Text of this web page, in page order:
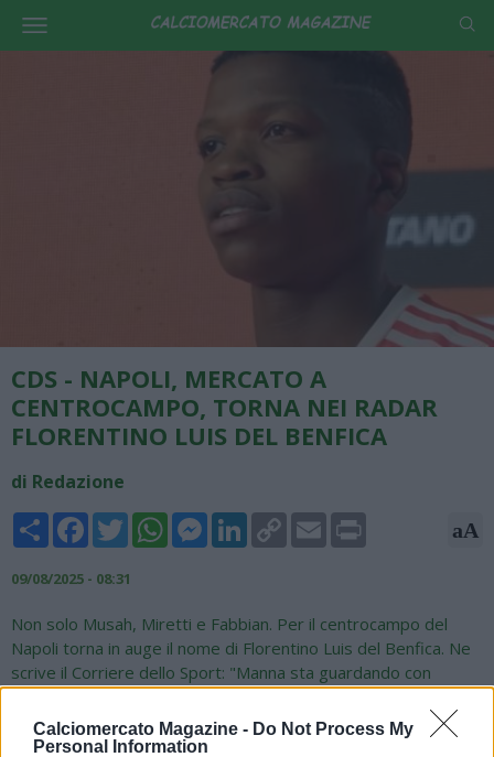
Calciomercato Magazine - Do Not Process My
Personal Information
CDS - NAPOLI, MERCATO A
CENTROCAMPO, TORNA NEI RADAR
FLORENTINO LUIS DEL BENFICA
di Redazione
Share FacebookTwitterWhatsAppMessengerLinkedInCopy
Link
Email aA
09/08/2025 - 08:31
Non solo Musah, Miretti e Fabbian. Per il centrocampo del
Napoli torna in auge il nome di Florentino Luis del Benfica. Ne
scrive il Corriere dello Sport: "Manna sta guardando con
attenzione l'evoluzione della storia tra il Milan e il Nottingham
Forest per Yunus Musah. Il centrocampista statunitense, 22
anni, è il mediano fisico che il club azzurro aveva praticamente